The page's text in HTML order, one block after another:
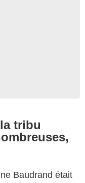
tribu
Baudrand était